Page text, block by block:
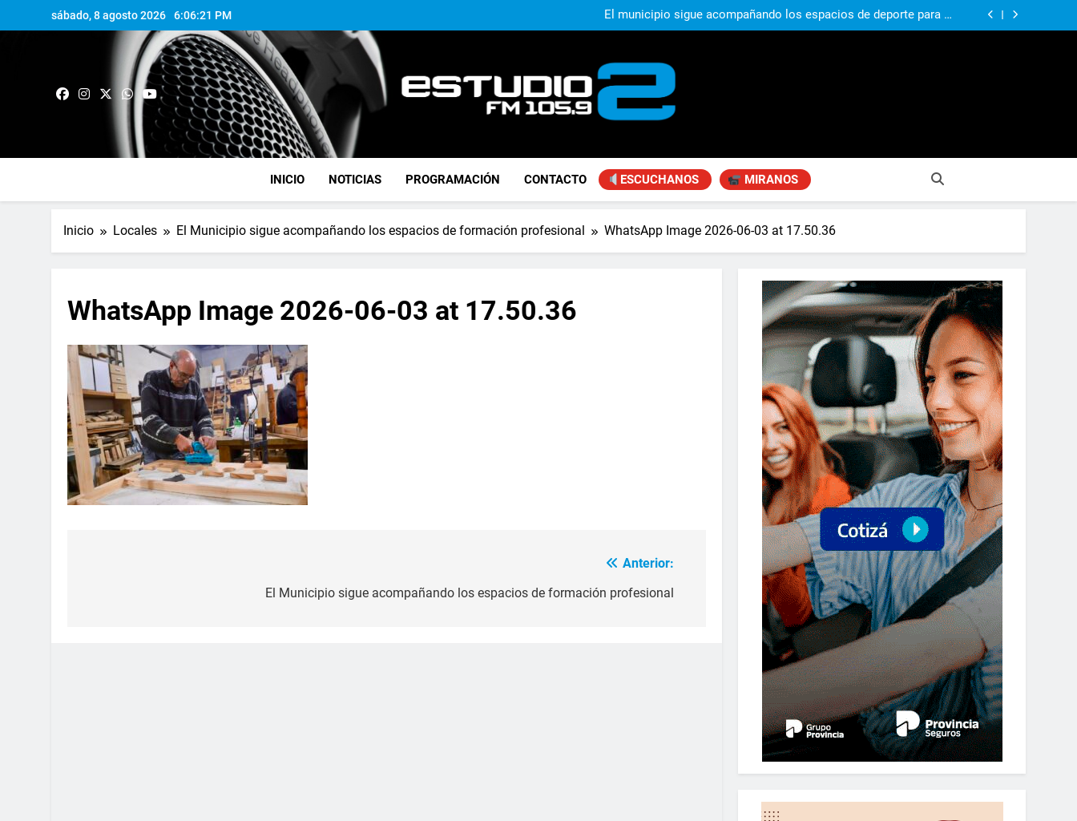
sábado, 8 agosto 2026 6:06:22 PM
El municipio sigue acompañando los espacios de deporte para el
desarrollo de la comunidad
Alejandro Lafourcade presentó su nuevo libro sobre Pilar: “Hay historias
El municipio sigue acompañando los espacios de deporte para el
Alejandro Lafourcade presentó su nuevo libro sobre Pilar: “Hay historias
Achával, primero en imagen positiva entre jefes comunales del GBA
FM Estudio 2
INICIO NOTICIAS PROGRAMACIÓN CONTACTO ESCUCHANOS MIRANOS
Inicio Locales El Municipio sigue acompañando los espacios de formación profesional WhatsApp Image 2026-06-03 at 17.50.36
WhatsApp Image 2026-06-03 at 17.50.36
Anterior:
El Municipio sigue acompañando los espacios de formación profesional